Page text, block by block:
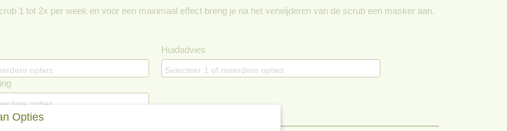
1 tot 2x per week en voor een maximaal effect breng je na het verwijderen van de scrub een masker aan.
opties
Huidadvies
Selecteer 1 of meerdere opties
opties
Opties